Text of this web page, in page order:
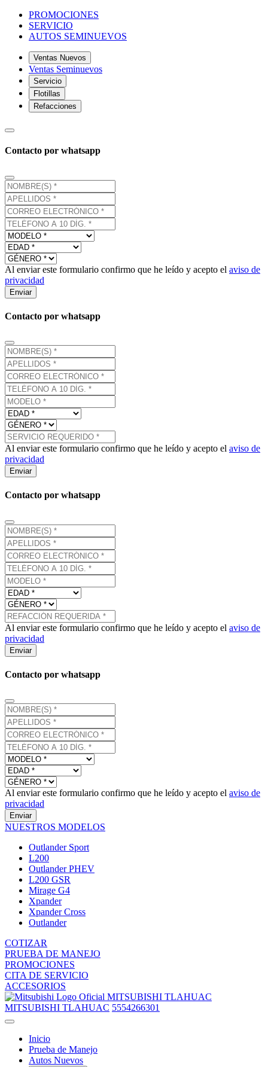
PROMOCIONES
SERVICIO
AUTOS SEMINUEVOS
Ventas Nuevos
Ventas Seminuevos
Servicio
Flotillas
Refacciones
Contacto por whatsapp
Al enviar este formulario confirmo que he leído y acepto el aviso de
privacidad
Enviar
Contacto por whatsapp
Al enviar este formulario confirmo que he leído y acepto el aviso de
privacidad
Enviar
Contacto por whatsapp
Al enviar este formulario confirmo que he leído y acepto el aviso de
privacidad
Enviar
Contacto por whatsapp
Al enviar este formulario confirmo que he leído y acepto el aviso de
privacidad
Enviar
NUESTROS MODELOS
Outlander Sport
L200
Outlander PHEV
L200 GSR
Mirage G4
Xpander
Xpander Cross
Outlander
COTIZAR
PRUEBA DE MANEJO
PROMOCIONES
CITA DE SERVICIO
ACCESORIOS
MITSUBISHI TLAHUAC
MITSUBISHI TLAHUAC 5554266301
Inicio
Prueba de Manejo
Autos Nuevos